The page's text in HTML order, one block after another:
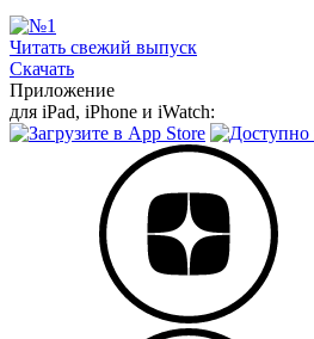
Читать свежий выпуск
Скачать
Приложение
для iPad, iPhone и iWatch: